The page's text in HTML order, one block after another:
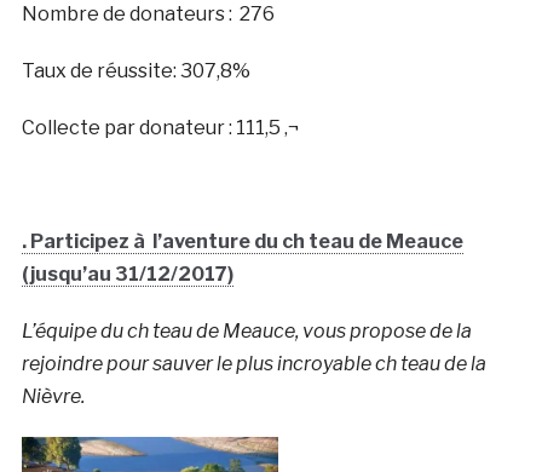
Nombre de donateurs : 276
Taux de réussite: 307,8%
Collecte par donateur : 111,5 ‚¬
. Participez à l’aventure du ch teau de Meauce
(jusqu’au 31/12/2017)
L’équipe du ch teau de Meauce, vous propose de la
rejoindre pour sauver le plus incroyable ch teau de la
Nièvre.